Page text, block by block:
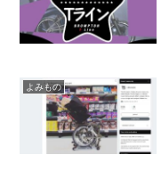
よみもの